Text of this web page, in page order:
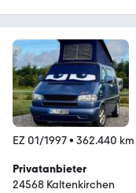
EZ 01/1997• 362.440 km
Privatanbieter
24568 Kaltenkirchen